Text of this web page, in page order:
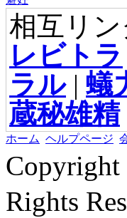
相互リン
レビトラ
ラル| 蟻
蔵秘雄精
ホーム ヘルプページ
Rights